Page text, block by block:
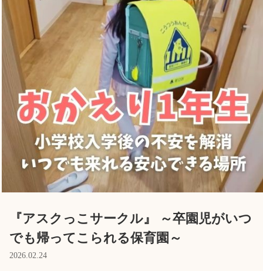
会社概要 ニュース
投資家情報 採用情報
English
ホーム
利用者の声
プライバシーポリシー
『アスクっこサークル』 ～卒園児がいつ
でも帰ってこられる保育園～
2026.02.24